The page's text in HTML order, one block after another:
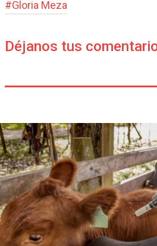
#Gloria Meza
Déjanos tus